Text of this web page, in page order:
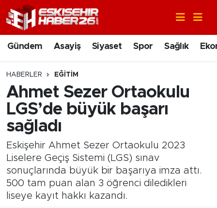
Gündem Asayiş Siyaset Spor Sağlık
HABERLER EĞITIM
Ahmet Sezer Ortaokulu
LGS’de büyük başarı
sağladı
Eskişehir Ahmet Sezer Ortaokulu 2023
Liselere Geçiş Sistemi (LGS) sınav
sonuçlarında büyük bir başarıya imza attı.
500 tam puan alan 3 öğrenci diledikleri
liseye kayıt hakkı kazandı.
Gündem
Asayiş
Siyaset
Spor
Sağlık
Ekonomi
Eğitim
Nöbetçi Eczaneler
Hava Durumu
Trafik Durumu
Süper Lig Puan Durumu ve Fikstür
Tüm Manşetler
Son Dakika Haberleri
Haber Arşivi